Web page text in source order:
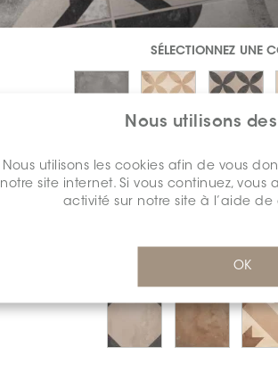
Nous utilisons
Nous utilisons les cookies afin de vous
notre site internet. Si vous continuez,
activité sur notre site à l’aide de
OK
SÉLECTIONNEZ UNE